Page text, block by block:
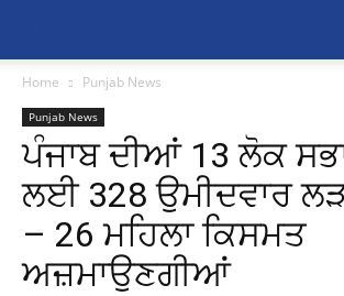
Home Punjab News
Punjab News
ਪੰਜਾਬ ਦੀਆਂ 13 ਲੋਕ
ਲਈ 328 ਉਮੀਦਵਾਰ
– 26 ਮਹਿਲਾ ਕਿਸਮਤ
ਅਜ਼ਮਾਉਣਗੀਆਂ